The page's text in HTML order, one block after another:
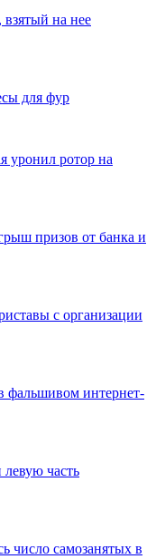
на нее
для фур
уронил ротор на
призов от банка и
с организации
фальшивом интернет-
часть
число самозанятых в